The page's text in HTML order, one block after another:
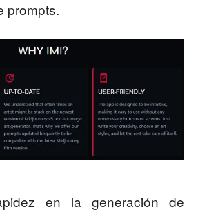
prompts.
en la generación de